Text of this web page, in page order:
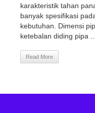
karakteristik tahan
banyak spesifikasi
kebutuhan. Dimensi
ketebalan diding pipa ...
Read More